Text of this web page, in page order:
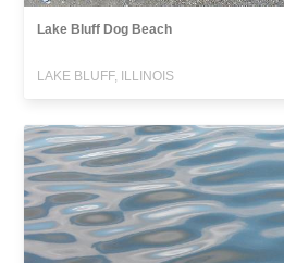
Lake Bluff Dog Beach
LAKE BLUFF, ILLINOIS